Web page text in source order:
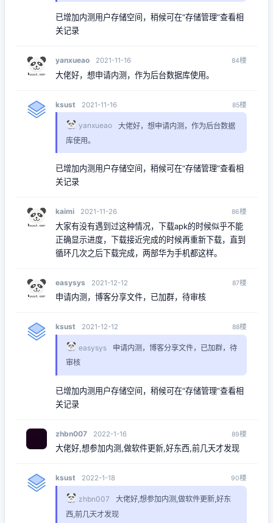
已增加内测用户存储空间，稍候可在“存储管理”查看相
关记录
yanxueao 2021-11-16 84楼
大佬好，想申请内测，作为后台数据库使用。
ksust 2021-11-16 85楼
yanxueao
大佬好，想申请内测，作为后台数据
库使用。
已增加内测用户存储空间，稍候可在“存储管理”查看相
关记录
kaimi 2021-11-26 86楼
大家有没有遇到过这种情况，下载apk的时候似乎不能
正确显示进度，下载接近完成的时候再重新下载，直到
循环几次之后下载完成，两部华为手机都这样。
easysys 2021-12-12 87楼
申请内测，博客分享文件，已加群，待审核
ksust 2021-12-12 88楼
easysys
申请内测，博客分享文件，已加群，待
审核
已增加内测用户存储空间，稍候可在“存储管理”查看相
关记录
zhbn007 2022-1-16 89楼
大佬好,想参加内测,做软件更新,好东西,前几天才发现
ksust 2022-1-18 90楼
zhbn007
大佬好,想参加内测,做软件更新,好东
西,前几天才发现